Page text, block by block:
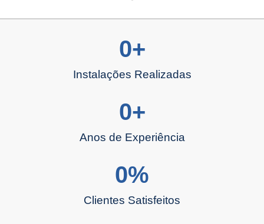
Instalações Realizadas
0+
Anos de Experiência
0+
Clientes Satisfeitos
0%